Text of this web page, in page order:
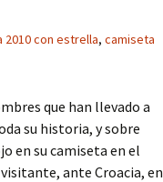
2010 con estrella, camiseta
que han llevado a
su historia, y sobre
en su camiseta en el
ante Croacia, en